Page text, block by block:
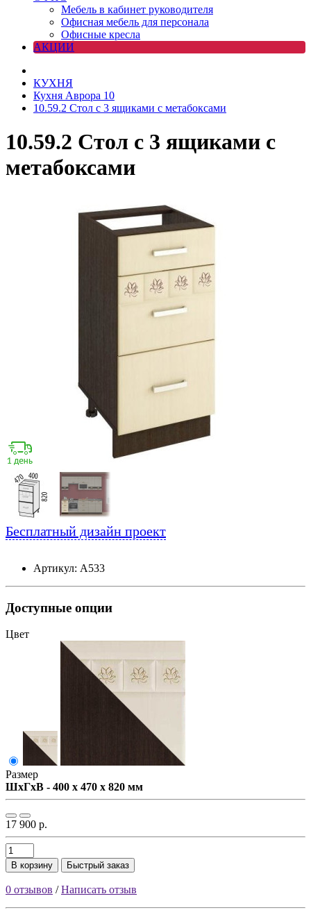
Мебель в кабинет руководителя
Офисная мебель для персонала
Офисные кресла
АКЦИИ
КУХНЯ
Кухня Аврора 10
10.59.2 Стол с 3 ящиками с метабоксами
10.59.2 Стол с 3 ящиками с
метабоксами
Бесплатный дизайн проект
Артикул: А533
Доступные опции
Цвет
Размер
ШxГxВ - 400 x 470 x 820 мм
17 900 р.
В корзину Быстрый заказ
0 отзывов /Написать отзыв